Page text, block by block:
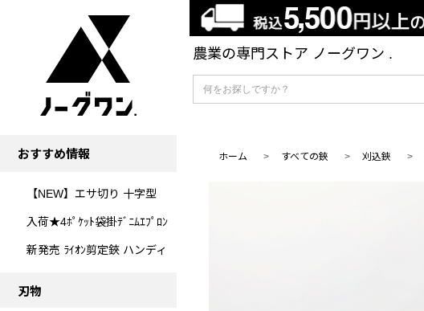
農業の専門ストア ノーグワン .
おすすめ情報
【NEW】エサ切り 十字型
入荷★4ﾎﾟｹｯﾄ袋掛ﾃﾞﾆﾑｴﾌﾟﾛﾝ
新発売 ﾗｲｵﾝ剪定鋏 ハンディ
刃物
ホーム > すべての鋏 > 刈込鋏 >